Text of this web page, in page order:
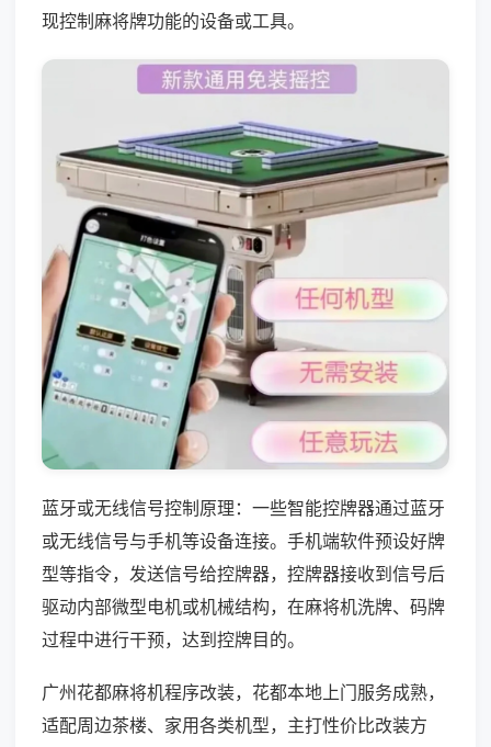
现控制麻将牌功能的设备或工具。
蓝牙或无线信号控制原理：一些智能控牌器通过蓝牙
或无线信号与手机等设备连接。手机端软件预设好牌
型等指令，发送信号给控牌器，控牌器接收到信号后
驱动内部微型电机或机械结构，在麻将机洗牌、码牌
过程中进行干预，达到控牌目的。
广州花都麻将机程序改装，花都本地上门服务成熟，
适配周边茶楼、家用各类机型，主打性价比改装方